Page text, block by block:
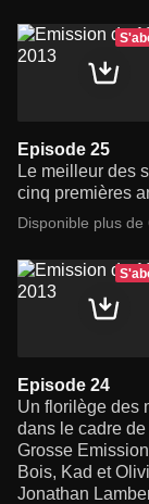
Episode 25
Le meilleur des
cinq premières
Disponible plus de
Episode 24
Un florilège des
dans le cadre
Grosse
Bois, Kad et
Jonathan